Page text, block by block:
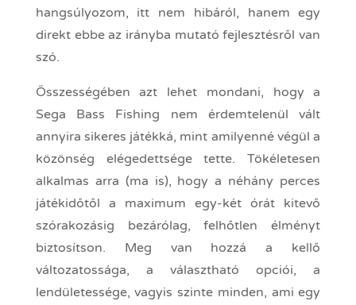
hangsúlyozom, itt nem hibáról, hanem egy
direkt ebbe az irányba mutató fejlesztésről van
szó.
Összességében azt lehet mondani, hogy a
Sega Bass Fishing nem érdemtelenül vált
annyira sikeres játékká, mint amilyenné végül a
közönség elégedettsége tette. Tökéletesen
alkalmas arra (ma is), hogy a néhány perces
játékidőtől a maximum egy-két órát kitevő
szórakozásig bezárólag, felhőtlen élményt
biztosítson. Meg van hozzá a kellő
változatossága, a választható opciói, a
lendületessége, vagyis szinte minden, ami egy